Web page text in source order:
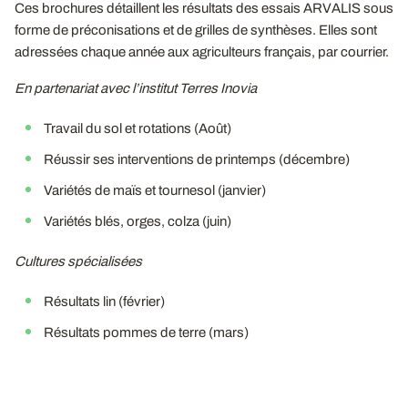
Ces brochures détaillent les résultats des essais ARVALIS sous
forme de préconisations et de grilles de synthèses. Elles sont
adressées chaque année aux agriculteurs français, par courrier.
En partenariat avec l’institut Terres Inovia
Travail du sol et rotations (Août)
Réussir ses interventions de printemps (décembre)
Variétés de maïs et tournesol (janvier)
Variétés blés, orges, colza (juin)
Cultures spécialisées
Résultats lin (février)
Résultats pommes de terre (mars)